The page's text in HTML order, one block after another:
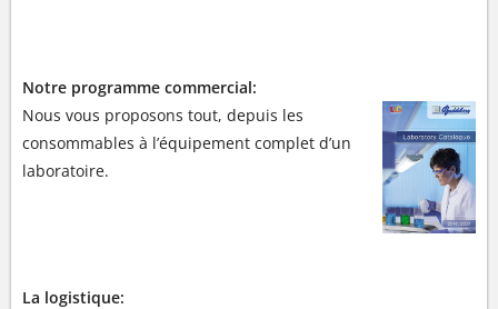
Notre programme commercial:
Nous vous proposons tout, depuis les
consommables à l’équipement complet d’un
laboratoire.
La logistique: